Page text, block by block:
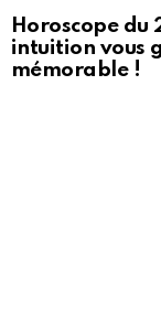
Horoscope du
intuition vous
mémorable !